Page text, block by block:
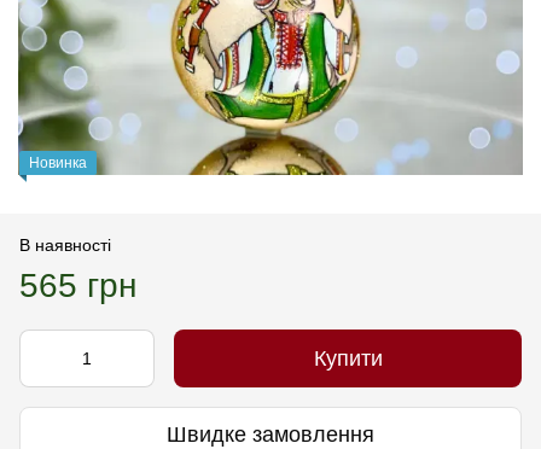
Новинка
В наявності
565 грн
Купити
Швидке замовлення